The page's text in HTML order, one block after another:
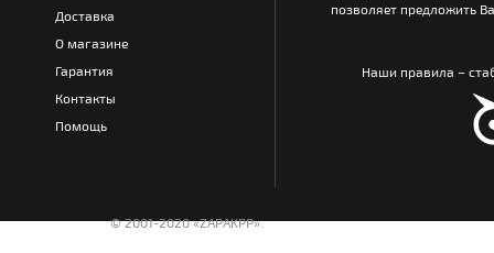
Доставка
О магазине
Гарантия
Контакты
Помощь
позволяет предложить
Наши правила –
© 2001-2020 «ZAPAKPP».